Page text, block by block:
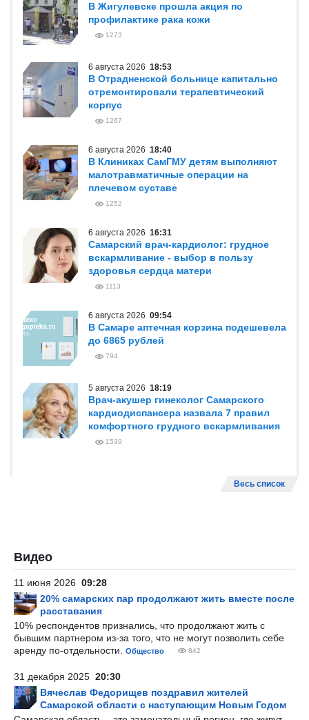
В Жигулевске прошла акция по
профилактике рака кожи
1273
6 августа 2026 18:53
В Отрадненской больнице капитально
отремонтировали терапевтический
корпус
1267
6 августа 2026 18:40
В Клиниках СамГМУ детям выполняют
малотравматичные операции на
плечевом суставе
1252
6 августа 2026 16:31
Самарский врач-кардиолог: грудное
вскармливание - выбор в пользу
здоровья сердца матери
1113
6 августа 2026 09:54
В Самаре аптечная корзина подешевела
до 6865 рублей
794
5 августа 2026 18:19
Врач-акушер гинеколог Самарского
кардиодиспансера назвала 7 правил
комфортного грудного вскармливания
1539
Весь список
Видео
11 июня 2026 09:28
20% самарских пар продолжают жить вместе после
расставания
10% респондентов признались, что продолжают жить с
бывшим партнером из-за того, что не могут позволить себе
аренду по-отдельности.
Общество 842
31 декабря 2025 20:30
Вячеслав Федорищев поздравил жителей
Самарской области с наступающим Новым Годом